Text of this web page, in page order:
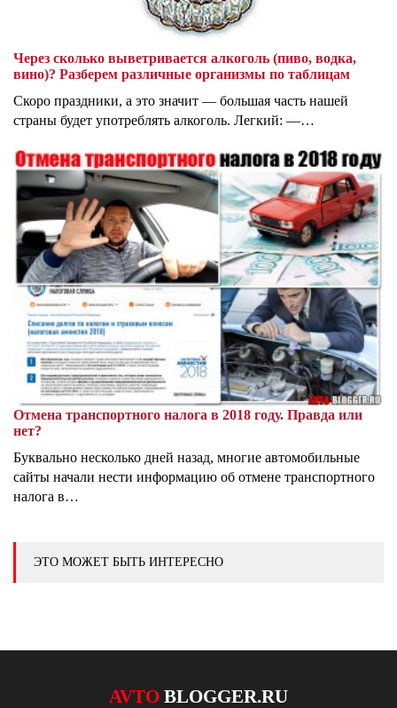
Через сколько выветривается алкоголь (пиво, водка,
вино)? Разберем различные организмы по таблицам
Скоро праздники, а это значит — большая часть нашей
страны будет употреблять алкоголь. Легкий: —…
Отмена транспортного налога в 2018 году. Правда или
нет?
Буквально несколько дней назад, многие автомобильные
сайты начали нести информацию об отмене транспортного
налога в…
ЭТО МОЖЕТ БЫТЬ ИНТЕРЕСНО
AVTO BLOGGER.RU